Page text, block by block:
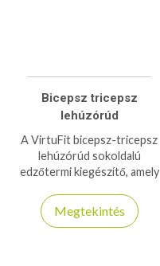
Bicepsz tricepsz
lehúzórúd
A VirtuFit bicepsz-tricepsz
lehúzórúd sokoldalú
edzőtermi kiegészítő, amely
izomerősítést biztosít bicepsz
és tricepsz edzésekhez.
Megtekintés